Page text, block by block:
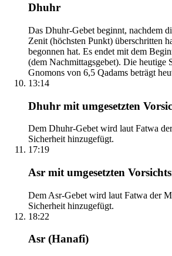
Dhuhr
Das Dhuhr-Gebet beginnt, nachdem
Zenit (höchsten Punkt) überschritten
begonnen hat. Es endet mit dem
(dem Nachmittagsgebet). Die heutige
Gnomons von 6,5 Qadams beträgt
13:14
Dhuhr mit umgesetzten
Dem Dhuhr-Gebet wird laut Fatwa
Sicherheit hinzugefügt.
17:19
Asr mit umgesetzten
Dem Asr-Gebet wird laut Fatwa der
Sicherheit hinzugefügt.
18:22
Asr (Hanafi)